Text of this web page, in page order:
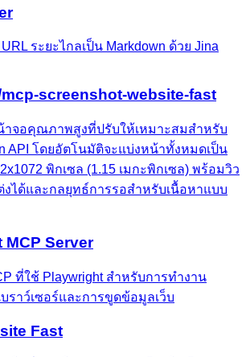
ระยะไกลเป็น Markdown ด้วย Jina
screenshot-website-fast
าจอคุณภาพสูงที่ปรับให้เหมาะสมสำหรับ
API โดยอัตโนมัติจะแบ่งหน้าทั้งหมดเป็น
พิกเซล (1.15 เมกะพิกเซล) พร้อมวิว
ได้และกลยุทธ์การรอสำหรับเนื้อหาแบบ
MCP Server
ที่ใช้ Playwright สำหรับการทำงาน
ราว์เซอร์และการขูดข้อมูลเว็บ
Fast